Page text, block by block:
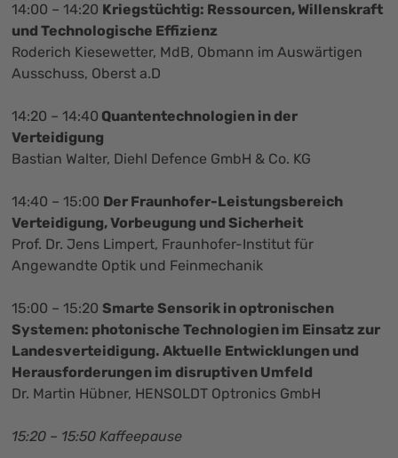
14:00 – 14:20 Kriegstüchtig: Ressourcen, Willenskraft
und Technologische Effizienz
Roderich Kiesewetter, MdB, Obmann im Auswärtigen
Ausschuss, Oberst a.D
14:20 – 14:40 Quantentechnologien in der
Verteidigung
Bastian Walter, Diehl Defence GmbH & Co. KG
14:40 – 15:00 Der Fraunhofer-Leistungsbereich
Verteidigung, Vorbeugung und Sicherheit
Prof. Dr. Jens Limpert, Fraunhofer-Institut für
Angewandte Optik und Feinmechanik
15:00 – 15:20Smarte Sensorik in optronischen
Systemen: photonische Technologien im Einsatz zur
Landesverteidigung. Aktuelle Entwicklungen und
Herausforderungen im disruptiven Umfeld
Dr. Martin Hübner, HENSOLDT Optronics GmbH
15:20 – 15:50 Kaffeepause